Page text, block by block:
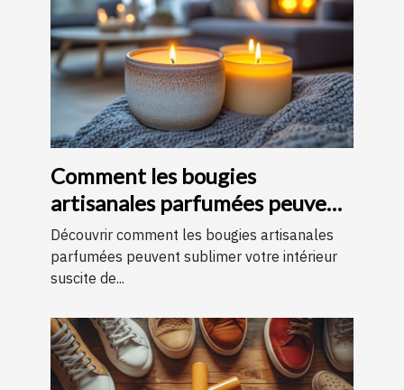
Comment les bougies
artisanales parfumées peuvent
améliorer votre intérieur
Découvrir comment les bougies artisanales
parfumées peuvent sublimer votre intérieur
suscite de...